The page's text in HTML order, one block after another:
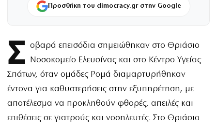
Προσθήκη του dimocracy.gr στην Google
Σ οβαρά επεισόδια σημειώθηκαν στο Θριάσιο
Νοσοκομείο Ελευσίνας και στο Κέντρο Υγείας
Σπάτων, όταν ομάδες Ρομά διαμαρτυρήθηκαν
έντονα για καθυστερήσεις στην εξυπηρέτηση, με
αποτέλεσμα να προκληθούν φθορές, απειλές και
επιθέσεις σε γιατρούς και νοσηλευτές. Στο Θριάσιο